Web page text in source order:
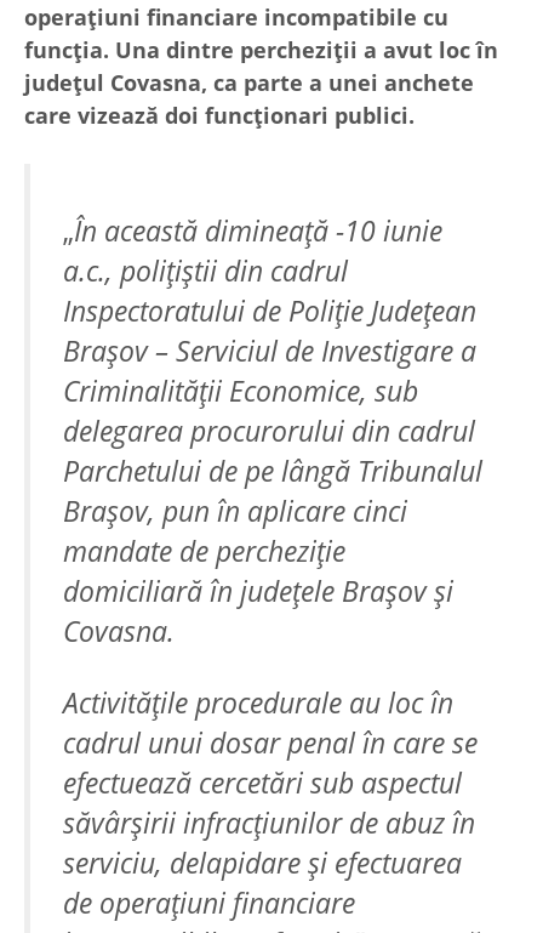
operațiuni financiare incompatibile cu
funcția. Una dintre percheziții a avut loc în
județul Covasna, ca parte a unei anchete
care vizează doi funcționari publici.
„În această dimineață -10 iunie
a.c., polițiștii din cadrul
Inspectoratului de Poliție Județean
Brașov – Serviciul de Investigare a
Criminalității Economice, sub
delegarea procurorului din cadrul
Parchetului de pe lângă Tribunalul
Brașov, pun în aplicare cinci
mandate de percheziție
domiciliară în județele Brașov și
Covasna.
Activitățile procedurale au loc în
cadrul unui dosar penal în care se
efectuează cercetări sub aspectul
săvârșirii infracțiunilor de abuz în
serviciu, delapidareși efectuarea
de operațiuni financiare